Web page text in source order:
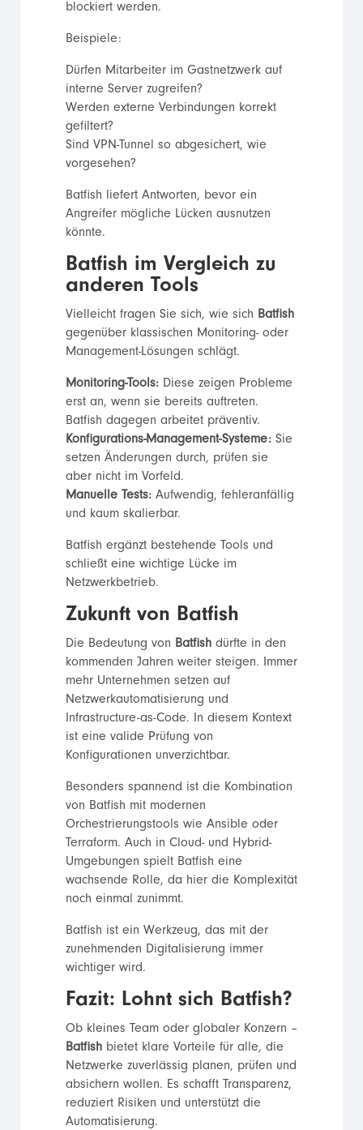
blockiert werden.
Beispiele:
Dürfen Mitarbeiter im Gastnetzwerk auf
interne Server zugreifen?
Werden externe Verbindungen korrekt
gefiltert?
Sind VPN-Tunnel so abgesichert, wie
vorgesehen?
Batfish liefert Antworten, bevor ein
Angreifer mögliche Lücken ausnutzen
könnte.
Batfish im Vergleich zu
anderen Tools
Vielleicht fragen Sie sich, wie sich Batfish
gegenüber klassischen Monitoring- oder
Management-Lösungen schlägt.
Monitoring-Tools:Diese zeigen Probleme
erst an, wenn sie bereits auftreten.
Batfish dagegen arbeitet präventiv.
Konfigurations-Management-Systeme:Sie
setzen Änderungen durch, prüfen sie
aber nicht im Vorfeld.
Manuelle Tests:Aufwendig, fehleranfällig
und kaum skalierbar.
Batfish ergänzt bestehende Tools und
schließt eine wichtige Lücke im
Netzwerkbetrieb.
Zukunft von Batfish
Die Bedeutung von Batfishdürfte in den
kommenden Jahren weiter steigen. Immer
mehr Unternehmen setzen auf
Netzwerkautomatisierung und
Infrastructure-as-Code. In diesem Kontext
ist eine valide Prüfung von
Konfigurationen unverzichtbar.
Besonders spannend ist die Kombination
von Batfish mit modernen
Orchestrierungstools wie Ansible oder
Terraform. Auch in Cloud- und Hybrid-
Umgebungen spielt Batfish eine
wachsende Rolle, da hier die Komplexität
noch einmal zunimmt.
Batfish ist ein Werkzeug, das mit der
zunehmenden Digitalisierung immer
wichtiger wird.
Fazit: Lohnt sich Batfish?
Ob kleines Team oder globaler Konzern –
Batfishbietet klare Vorteile für alle, die
Netzwerke zuverlässig planen, prüfen und
absichern wollen. Es schafft Transparenz,
reduziert Risiken und unterstützt die
Automatisierung.